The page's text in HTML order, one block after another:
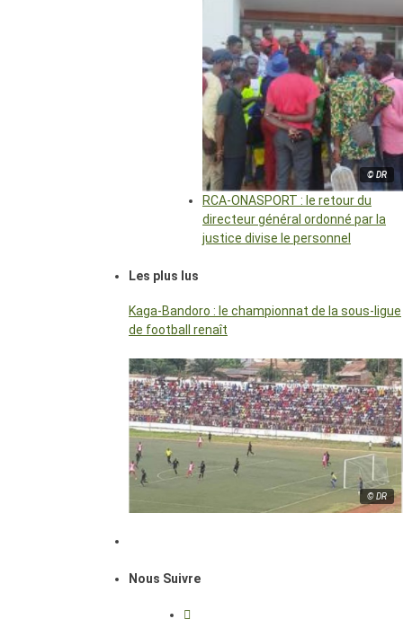
© DR
RCA-ONASPORT : le retour du
directeur général ordonné par la
justice divise le personnel
Les plus lus
Kaga-Bandoro : le championnat de la sous-ligue
de football renaît
© DR
Nous Suivre